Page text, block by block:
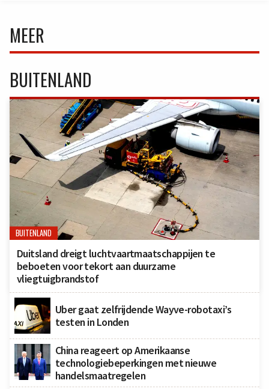
MEER
BUITENLAND
BUITENLAND
Duitsland dreigt luchtvaartmaatschappijen te
beboeten voor tekort aan duurzame
vliegtuigbrandstof
Uber gaat zelfrijdende Wayve-robotaxi’s
testen in Londen
China reageert op Amerikaanse
technologiebeperkingen met nieuwe
handelsmaatregelen